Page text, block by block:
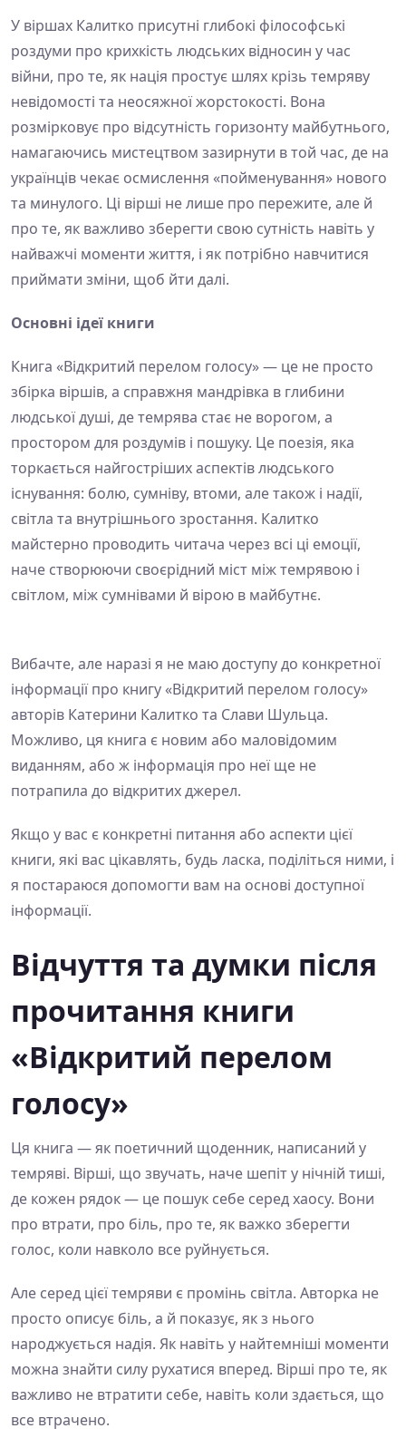
У віршах Калитко присутні глибокі філософські
роздуми про крихкість людських відносин у час
війни, про те, як нація простує шлях крізь темряву
невідомості та неосяжної жорстокості. Вона
розмірковує про відсутність горизонту майбутнього,
намагаючись мистецтвом зазирнути в той час, де на
українців чекає осмислення «пойменування» нового
та минулого. Ці вірші не лише про пережите, але й
про те, як важливо зберегти свою сутність навіть у
найважчі моменти життя, і як потрібно навчитися
приймати зміни, щоб йти далі.
Основні ідеї книги
Книга «Відкритий перелом голосу» — це не просто
збірка віршів, а справжня мандрівка в глибини
людської душі, де темрява стає не ворогом, а
простором для роздумів і пошуку. Це поезія, яка
торкається найгостріших аспектів людського
існування: болю, сумніву, втоми, але також і надії,
світла та внутрішнього зростання. Калитко
майстерно проводить читача через всі ці емоції,
наче створюючи своєрідний міст між темрявою і
світлом, між сумнівами й вірою в майбутнє.
Вибачте, але наразі я не маю доступу до конкретної
інформації про книгу «Відкритий перелом голосу»
авторів Катерини Калитко та Слави Шульца.
Можливо, ця книга є новим або маловідомим
виданням, або ж інформація про неї ще не
потрапила до відкритих джерел.
Якщо у вас є конкретні питання або аспекти цієї
книги, які вас цікавлять, будь ласка, поділіться ними, і
я постараюся допомогти вам на основі доступної
інформації.
Відчуття та думки після
прочитання книги
«Відкритий перелом
голосу»
Ця книга — як поетичний щоденник, написаний у
темряві. Вірші, що звучать, наче шепіт у нічній тиші,
де кожен рядок — це пошук себе серед хаосу. Вони
про втрати, про біль, про те, як важко зберегти
голос, коли навколо все руйнується.
Але серед цієї темряви є промінь світла. Авторка не
просто описує біль, а й показує, як з нього
народжується надія. Як навіть у найтемніші моменти
можна знайти силу рухатися вперед. Вірші про те, як
важливо не втратити себе, навіть коли здається, що
все втрачено.